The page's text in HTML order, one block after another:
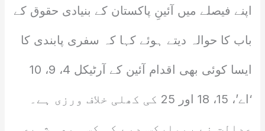
اپنے فیصلے میں آئینِ پاکستان کے بنیادی حقوق کے
باب کا حوالہ دیتے ہوئے کہا کہ سفری پابندی کا
ایسا کوئی بھی اقدام آئین کے آرٹیکل 4، 9، 10
‘اے’، 15، 18 اور 25 کی کھلی خلاف ورزی ہے۔